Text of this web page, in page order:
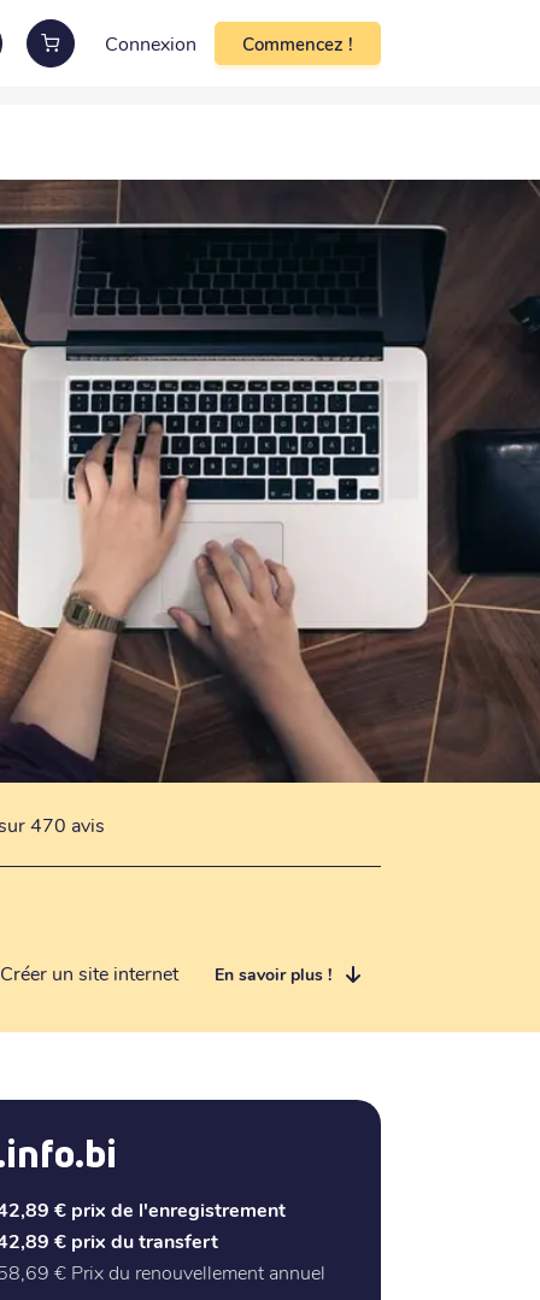
Connexion Commencez !
470 avis
Créer un site internet En savoir plus !
€ prix de l'enregistrement
€ prix du transfert
€ Prix du renouvellement annuel